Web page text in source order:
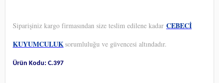
Siparişiniz kargo firmasından size teslim edilene kadar CEBECİ
KUYUMCULUKsorumluluğu ve güvencesi altındadır.
Ürün Kodu: C.397